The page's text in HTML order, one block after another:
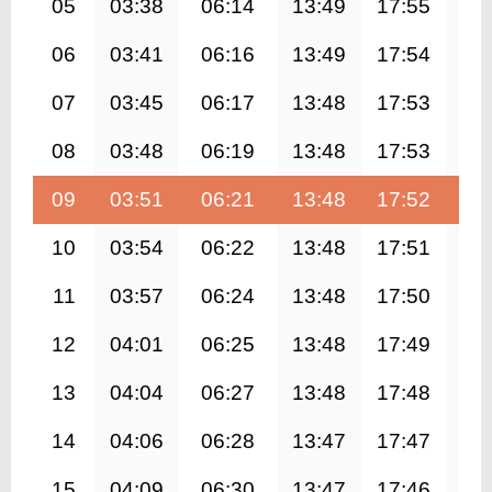
05 03:38 06:14 13:49 17:55
06 03:41 06:16 13:49 17:54
07 03:45 06:17 13:48 17:53
08 03:48 06:19 13:48 17:53
09 03:51 06:21 13:48 17:52
10 03:54 06:22 13:48 17:51
11 03:57 06:24 13:48 17:50
12 04:01 06:25 13:48 17:49
13 04:04 06:27 13:48 17:48
14 04:06 06:28 13:47 17:47